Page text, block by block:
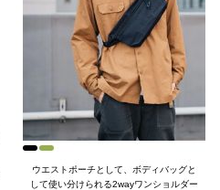
ウエストポーチとして、ボディバッグと
して使い分けられる2wayワンショルダー